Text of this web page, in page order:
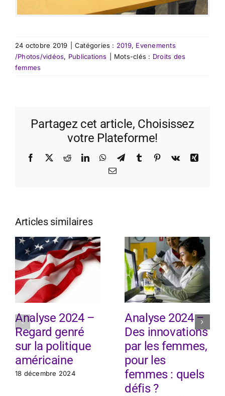
24 octobre 2019 Catégories : 2019, Evenements
/Photos/vidéos, Publications Mots-clés : Droits des
femmes
Partagez cet article, Choisissez
votre Plateforme!
Facebook
X RedditLinkedInWhatsApp
TelegramTumblr Pinterest
Vk
Xing
Email
Articles similaires
Analyse 2024 –
Regard genré
sur la politique
américaine
18 décembre 2024
Analyse 2024 –
Des innovations
par les femmes,
pour les
femmes : quels
défis ?